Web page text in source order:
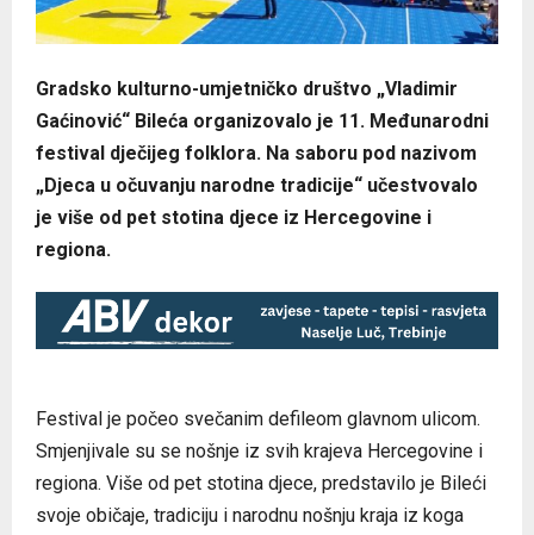
Gradsko kulturno-umjetničko društvo „Vladimir
Gaćinović“ Bileća organizovalo je 11. Međunarodni
festival dječijeg folklora. Na saboru pod nazivom
„Djeca u očuvanju narodne tradicije“ učestvovalo
je više od pet stotina djece iz Hercegovine i
regiona.
Festival je počeo svečanim defileom glavnom ulicom.
Smjenjivale su se nošnje iz svih krajeva Hercegovine i
regiona. Više od pet stotina djece, predstavilo je Bileći
svoje običaje, tradiciju i narodnu nošnju kraja iz koga